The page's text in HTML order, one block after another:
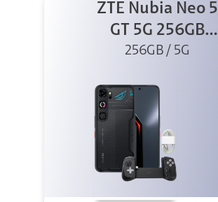
ZTE Nubia Neo 5
GT 5G 256GB
Negro + GPAD +
256GB / 5G